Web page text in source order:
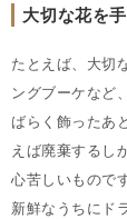
大切な花を
たとえば、大切
ングブーケなど
ばらく飾ったあ
えば廃棄するし
心苦しいもので
新鮮なうちにド